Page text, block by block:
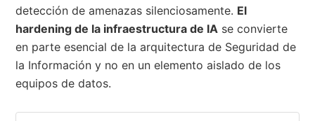
detección de amenazas silenciosamente. El
hardening de la infraestructura de IA se convierte
en parte esencial de la arquitectura de Seguridad de
la Información y no en un elemento aislado de los
equipos de datos.